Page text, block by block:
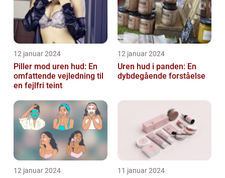
12 januar 2024
Piller mod uren hud: En
omfattende vejledning til
en fejlfri teint
12 januar 2024
Uren hud i panden: En
dybdegående forståelse
12 januar 2024 11 januar 2024